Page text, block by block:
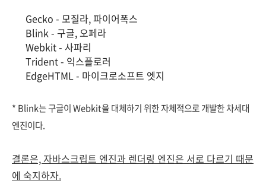
Gecko - 모질라, 파이어폭스
Blink - 구글, 오페라
Webkit - 사파리
Trident - 익스플로러
EdgeHTML - 마이크로소프트 엣지
* Blink는 구글이 Webkit을 대체하기 위한자체적으로개발한 차세대
엔진이다.
결론은, 자바스크립트 엔진과 렌더링 엔진은 서로 다르기 때문
에 숙지하자.